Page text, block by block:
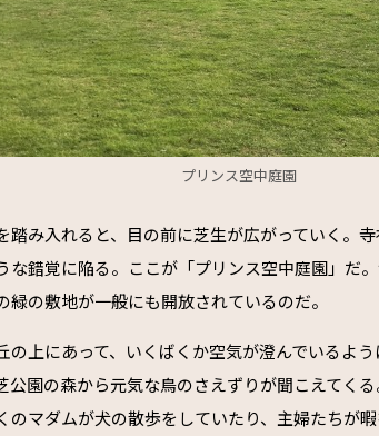
プリンス空中庭園
踏み入れると、目の前に芝生が広がっていく。
な錯覚に陥る。ここが「プリンス空中庭園」だ
緑の敷地が一般にも開放されているのだ。
の上にあって、いくばくか空気が澄んでいるよ
公園の森から元気な鳥のさえずりが聞こえてく
のマダムが犬の散歩をしていたり、主婦たちが